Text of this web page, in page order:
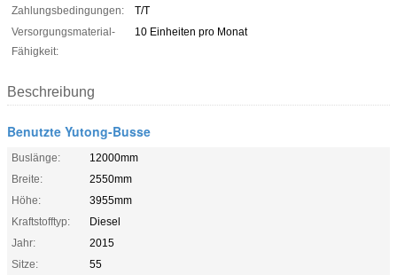
Zahlungsbedingungen:
T/T
Versorgungsmaterial-
Fähigkeit:
10 Einheiten pro Monat
Beschreibung
Benutzte Yutong-Busse
Buslänge:
12000mm
Breite:
2550mm
Höhe:
3955mm
Kraftstofftyp:
Diesel
Jahr:
2015
Sitze:
55